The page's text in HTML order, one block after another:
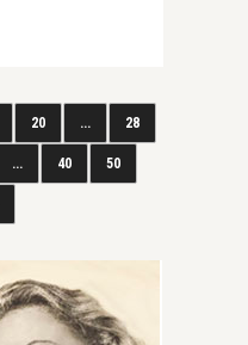
20 ... 28
... 40 50